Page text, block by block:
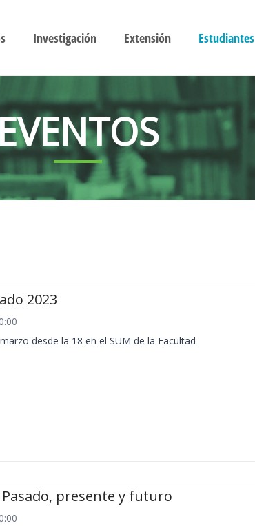
Investigación Extensión Estudiantes
2023
desde la 18 en el SUM de la Facultad
Pasado, presente y futuro